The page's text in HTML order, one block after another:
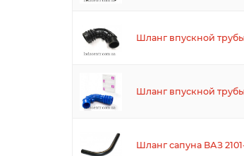
Шланг впускной трубы
Шланг впускной
Шланг сапуна ВАЗ